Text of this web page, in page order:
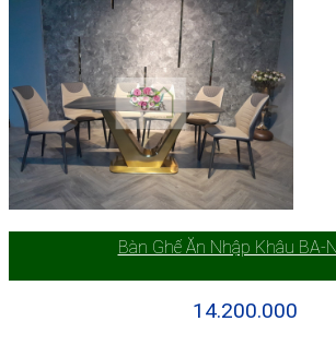
Bàn Ghế Ăn Nhập Khâu BA-
14.200.000